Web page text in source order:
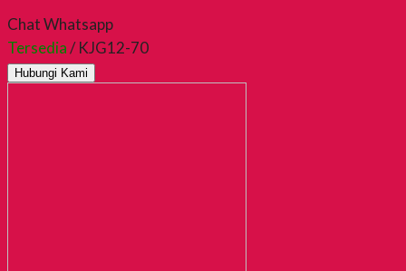
Chat Whatsapp
Tersedia/ KJG12-70
Hubungi Kami